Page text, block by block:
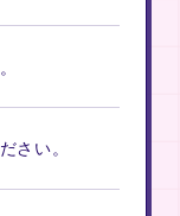
さい。